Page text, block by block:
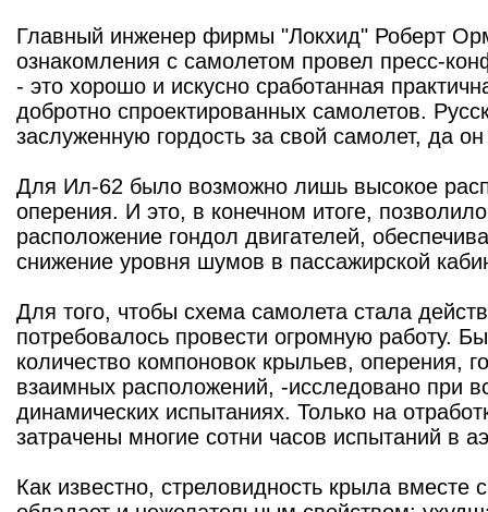
Главный инженер фирмы "Локхид" Роберт
ознакомления с самолетом провел пресс-
- это хорошо и искусно сработанная
добротно спроектированных самолетов.
заслуженную гордость за свой самолет, да он
Для Ил-62 было возможно лишь высокое
оперения. И это, в конечном итоге,
расположение гондол двигателей,
снижение уровня шумов в пассажирской
Для того, чтобы схема самолета стала
потребовалось провести огромную работу.
количество компоновок крыльев, оперения,
взаимных расположений, -исследовано при
динамических испытаниях. Только на
затрачены многие сотни часов испытаний в
Как известно, стреловидность крыла вместе